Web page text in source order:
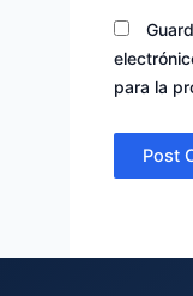
para la